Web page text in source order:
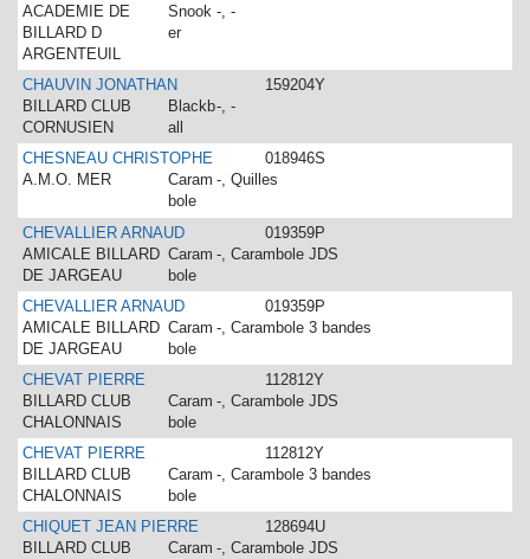
ACADEMIE DE
BILLARD D
ARGENTEUIL
Snook
er
-, -
CHAUVIN JONATHAN
159204Y
BILLARD CLUB
CORNUSIEN
Blackb
all
-, -
CHESNEAU CHRISTOPHE
018946S
A.M.O. MER
Caram
bole
-, Quilles
CHEVALLIER ARNAUD
019359P
AMICALE BILLARD
DE JARGEAU
Caram
bole
-, Carambole JDS
CHEVALLIER ARNAUD
019359P
AMICALE BILLARD
DE JARGEAU
Caram
bole
-, Carambole 3 bandes
CHEVAT PIERRE
112812Y
BILLARD CLUB
CHALONNAIS
Caram
bole
-, Carambole JDS
CHEVAT PIERRE
112812Y
BILLARD CLUB
CHALONNAIS
Caram
bole
-, Carambole 3 bandes
CHIQUET JEAN PIERRE
128694U
BILLARD CLUB
Caram -, Carambole JDS